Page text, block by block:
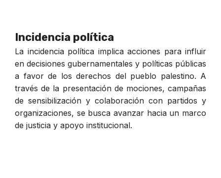
Incidencia política
La incidencia política implica acciones para influir
en decisiones gubernamentales y políticas públicas
a favor de los derechos del pueblo palestino. A
través de la presentación de mociones, campañas
de sensibilización y colaboración con partidos y
organizaciones, se busca avanzar hacia un marco
de justicia y apoyo institucional.